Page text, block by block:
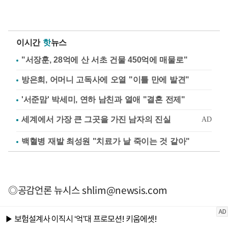
이시간 핫뉴스
"서장훈, 28억에 산 서초 건물 450억에 매물로"
방은희, 어머니 고독사에 오열 "이틀 만에 발견"
'서준맘' 박세미, 연하 남친과 열애 "결혼 전제"
백혈병 재발 최성원 "치료가 날 죽이는 것 같아"
◎공감언론 뉴시스shlim@newsis.com